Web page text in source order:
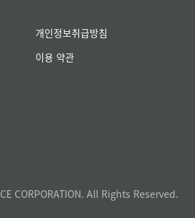
개인정보취급방침
이용 약관
CORPORATION. All Rights Reserved.